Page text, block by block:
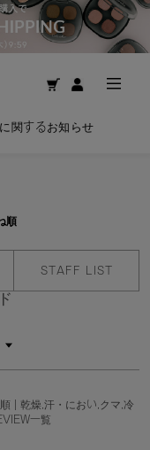
関するお知らせ
順
STAFF LIST
| 乾燥,汗・におい,クマ,冷
一覧